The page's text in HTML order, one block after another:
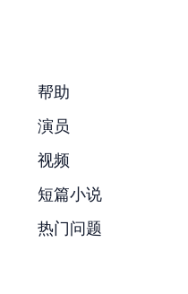
帮助
演员
视频
短篇小说
热门问题